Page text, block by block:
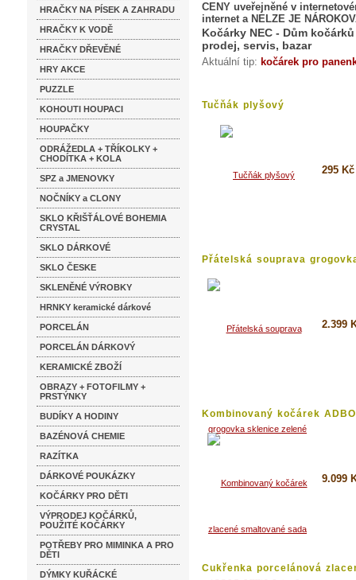
HRAČKY NA PÍSEK A ZAHRADU
HRAČKY K VODĚ
HRAČKY DŘEVĚNÉ
HRY AKCE
PUZZLE
KOHOUTI HOUPACI
HOUPAČKY
ODRÁŽEDLA + TŘÍKOLKY +
CHODÍTKA + KOLA
SPZ a JMENOVKY
NOČNÍKY a CLONY
SKLO KŘIŠŤÁLOVÉ BOHEMIA
CRYSTAL
SKLO DÁRKOVÉ
SKLO ČESKE
SKLENĚNÉ VÝROBKY
HRNKY keramické dárkové
PORCELÁN
PORCELÁN DÁRKOVÝ
KERAMICKÉ ZBOŽÍ
OBRAZY + FOTOFILMY +
PRSTÝNKY
BUDÍKY A HODINY
BAZÉNOVÁ CHEMIE
RAZÍTKA
DÁRKOVÉ POUKÁZKY
KOČÁRKY PRO DĚTI
VÝPRODEJ KOČÁRKŮ,
POUŽITÉ KOČÁRKY
POTŘEBY PRO MIMINKA A PRO
DĚTI
DÝMKY KUŘÁCKÉ
CENY uveřejněné v
internet a NELZE JE
Kočárky NEC - Dům
prodej, servis, bazar
Aktuální tip: kočárek pro
Tučňák plyšový
295 Kč
Přátelská souprava
2.399
Kombinovaný kočárek
OTTIS...
9.099
Cukřenka porcelánová